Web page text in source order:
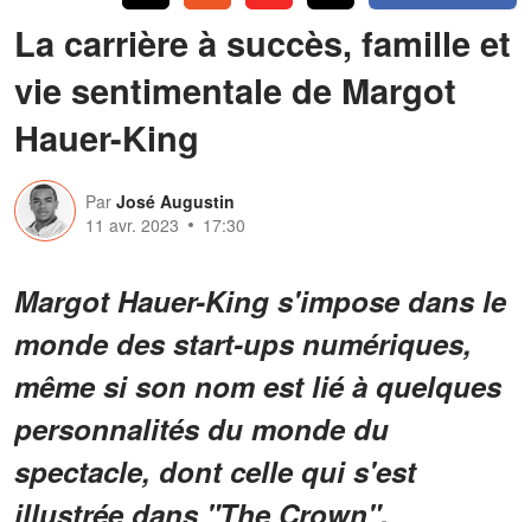
La carrière à succès, famille et
vie sentimentale de Margot
Hauer-King
Par José Augustin
11 avr. 2023
17:30
Margot Hauer-King s'impose dans le
monde des start-ups numériques,
même si son nom est lié à quelques
personnalités du monde du
spectacle, dont celle qui s'est
illustrée dans "The Crown".